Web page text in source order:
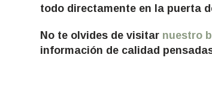
todo directamente en la puerta
No te olvides de visitar nuestro
información de calidad